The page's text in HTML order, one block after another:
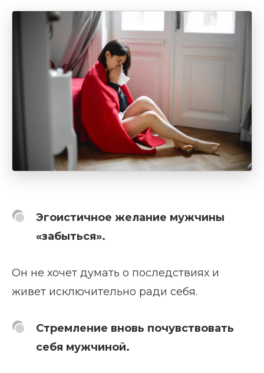
Эгоистичное желание мужчины
«забыться».
Он не хочет думать о последствиях и
живет исключительно ради себя.
Стремление вновь почувствовать
себя мужчиной.